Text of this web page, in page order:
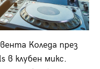
Коледа през
в клубен микс.